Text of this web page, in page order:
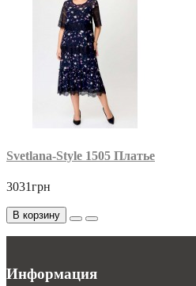
Svetlana-Style 1505 Платье
3031грн
В корзину
Информация